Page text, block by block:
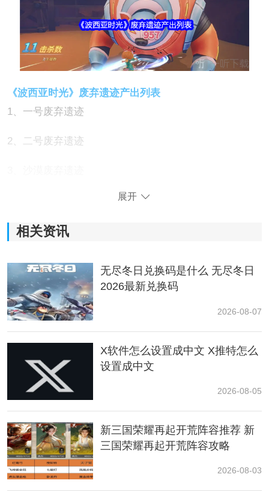
《波西亚时光》废弃遗迹产出列表
1、一号废弃遗迹
2、二号废弃遗迹
望能帮到大家。想了解更多游戏资讯，可以多多关注本
站，以后还会给大家带来更多精彩内容。
展开
相关资讯
无尽冬日兑换码是什么 无尽冬日
2026最新兑换码
2026-08-07
X软件怎么设置成中文 X推特怎么
设置成中文
2026-08-05
新三国荣耀再起开荒阵容推荐 新
三国荣耀再起开荒阵容攻略
2026-08-03